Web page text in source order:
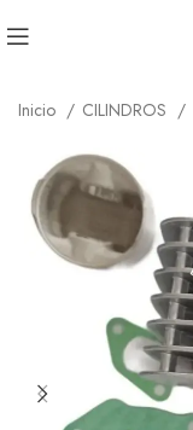
Inicio CILINDROS